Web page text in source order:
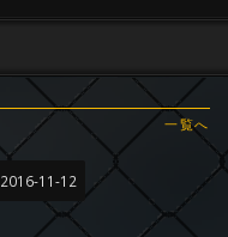
一覧へ
2016-11-12